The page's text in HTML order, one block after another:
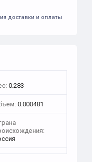
доставки и оплаты
0.283
0.000481